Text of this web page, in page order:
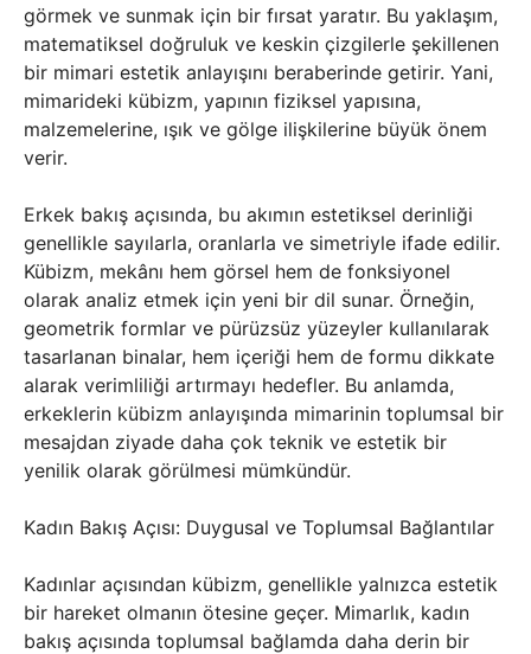
görmek ve sunmak için bir fırsat yaratır. Bu yaklaşım,
matematiksel doğruluk ve keskin çizgilerle şekillenen
bir mimari estetik anlayışını beraberinde getirir. Yani,
mimarideki kübizm, yapının fiziksel yapısına,
malzemelerine, ışık ve gölge ilişkilerine büyük önem
verir.
Erkek bakış açısında, bu akımın estetiksel derinliği
genellikle sayılarla, oranlarla ve simetriyle ifade edilir.
Kübizm, mekânı hem görsel hem de fonksiyonel
olarak analiz etmek için yeni bir dil sunar. Örneğin,
geometrik formlar ve pürüzsüz yüzeyler kullanılarak
tasarlanan binalar, hem içeriği hem de formu dikkate
alarak verimliliği artırmayı hedefler. Bu anlamda,
erkeklerin kübizm anlayışında mimarinin toplumsal bir
mesajdan ziyade daha çok teknik ve estetik bir
yenilik olarak görülmesi mümkündür.
Kadın Bakış Açısı: Duygusal ve Toplumsal Bağlantılar
Kadınlar açısından kübizm, genellikle yalnızca estetik
bir hareket olmanın ötesine geçer. Mimarlık, kadın
bakış açısında toplumsal bağlamda daha derin bir